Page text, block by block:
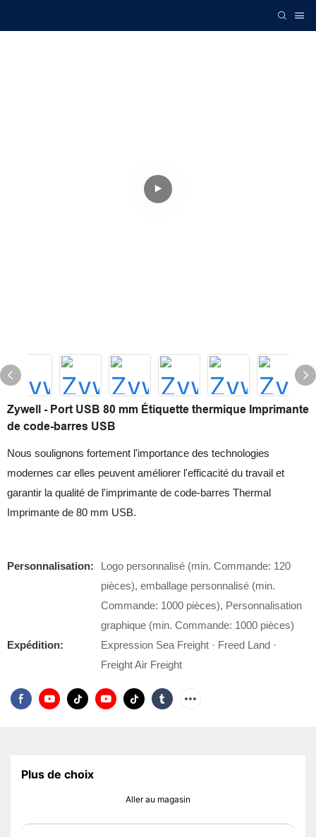
Zywell - Port USB 80 mm Étiquette thermique Imprimante
de code-barres USB
Nous soulignons fortement l'importance des technologies
modernes car elles peuvent améliorer l'efficacité du travail et
garantir la qualité de l'imprimante de code-barres Thermal
Imprimante de 80 mm USB.
Personnalisation:
Logo personnalisé (min. Commande: 120
pièces), emballage personnalisé (min.
Commande: 1000 pièces), Personnalisation
graphique (min. Commande: 1000 pièces)
Expédition:
Expression Sea Freight · Freed Land ·
Freight Air Freight
Plus de choix
Aller au magasin